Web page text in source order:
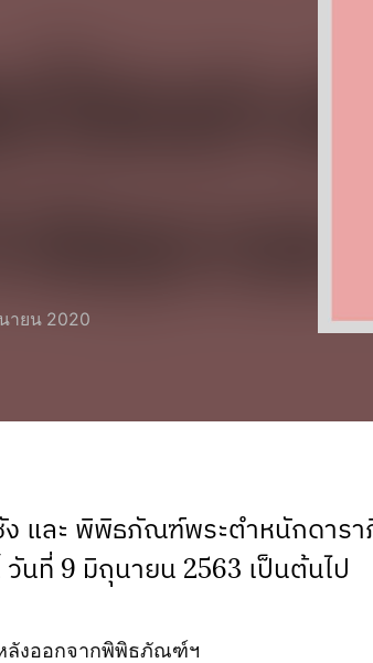
ายน 2020
และ พิพิธภัณฑ์พระตำหนักดาราภิ
นที่ 9 มิถุนายน 2563 เป็นต้นไป
ลังออกจากพิพิธภัณฑ์ฯ